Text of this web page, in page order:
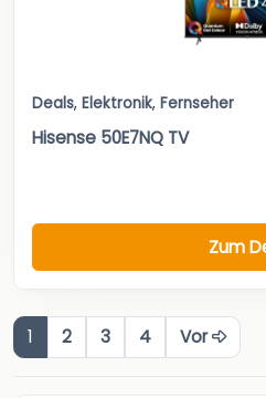
Deals, Elektronik, Fernseher
Hisense 50E7NQ TV
Zum
1 2 3 4 Vor